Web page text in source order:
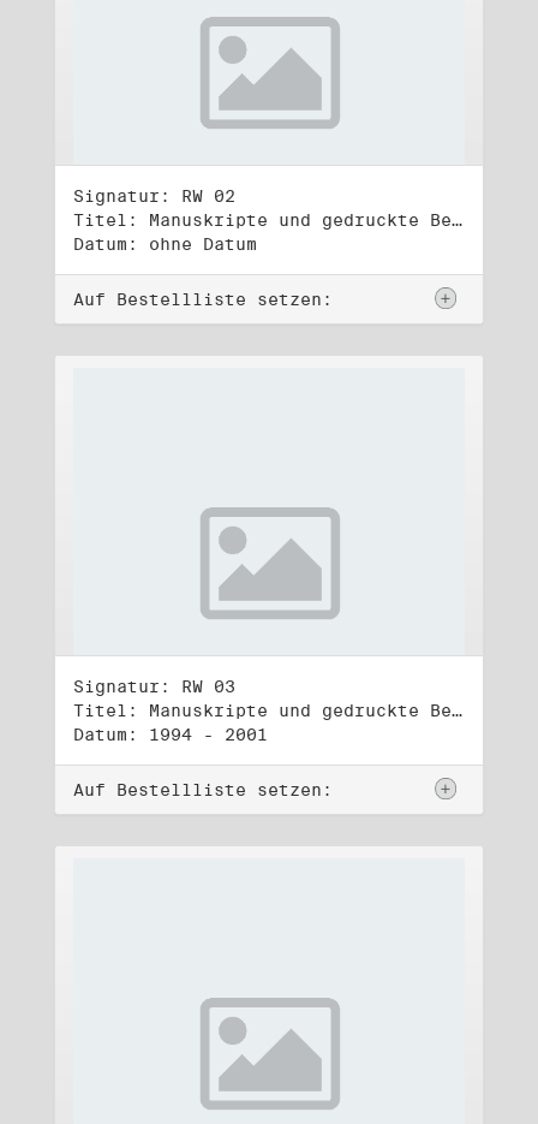
Signatur: RW 02
Titel: Manuskripte und gedruckte Belege (2)
Datum: ohne Datum
Auf Bestellliste setzen:
Signatur: RW 03
Titel: Manuskripte und gedruckte Belege (3)
Datum: 1994 - 2001
Auf Bestellliste setzen: